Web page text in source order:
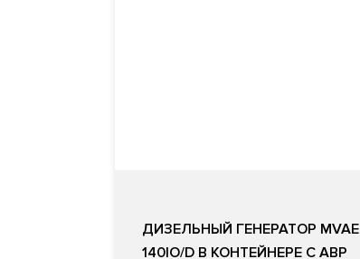
ДИЗЕЛЬНЫЙ ГЕНЕРАТОР MVAE
140IO/D В КОНТЕЙНЕРЕ С АВР